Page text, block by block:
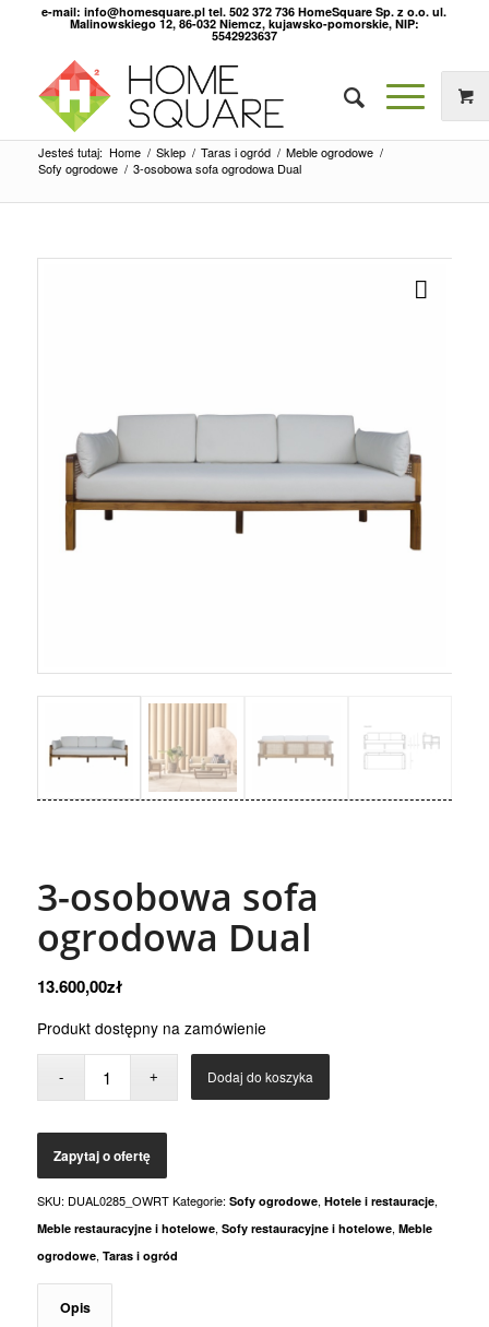
e-mail: info@homesquare.pl tel. 502 372 736 HomeSquare Sp. z o.o. ul.
Malinowskiego 12, 86-032 Niemcz, kujawsko-pomorskie, NIP:
5542923637
Jesteś tutaj: Home / Sklep / Taras i ogród / Meble ogrodowe /
Sofy ogrodowe / 3-osobowa sofa ogrodowa Dual
3-osobowa sofa
ogrodowa Dual
13.600,00zł
Produkt dostępny na zamówienie
Dodaj do koszyka
SKU: DUAL0285_OWRT Kategorie: Sofy ogrodowe, Hotele i restauracje,
Meble restauracyjne i hotelowe, Sofy restauracyjne i hotelowe, Meble
ogrodowe, Taras i ogród
Opis